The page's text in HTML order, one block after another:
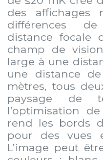
des affichages
différences
distance focale
champ de
large à une
une distance
mètres, tous
paysage de
l’optimisation
rend les bords
pour des vues
L’image peut